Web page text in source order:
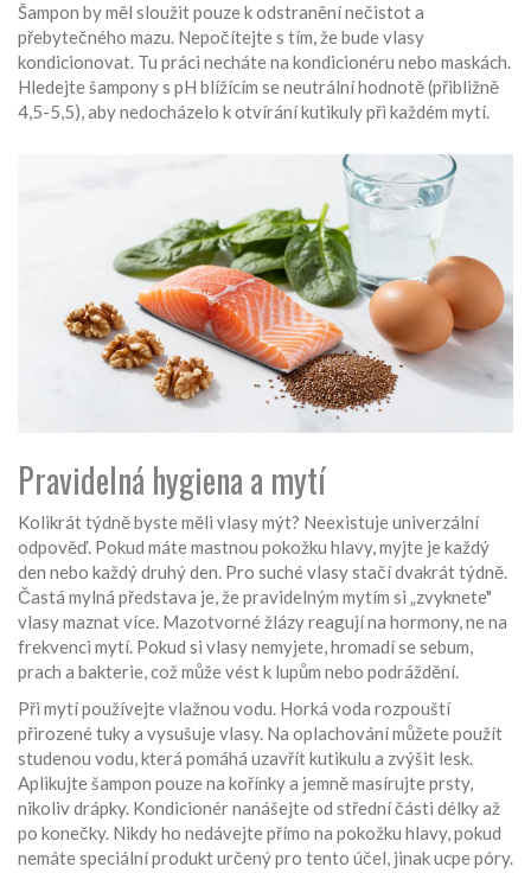
Šampon by měl sloužit pouze k odstranění nečistot a
přebytečného mazu. Nepočítejte s tím, že bude vlasy
kondicionovat. Tu práci necháte na kondicionéru nebo maskách.
Hledejte šampony s pH blížícím se neutrální hodnotě (přibližně
4,5-5,5), aby nedocházelo k otvírání kutikuly při každém mytí.
Pravidelná hygiena a mytí
Kolikrát týdně byste měli vlasy mýt? Neexistuje univerzální
odpověď. Pokud máte mastnou pokožku hlavy, myjte je každý
den nebo každý druhý den. Pro suché vlasy stačí dvakrát týdně.
Častá mylná představa je, že pravidelným mytím si „zvyknete"
vlasy maznat více. Mazotvorné žlázy reagují na hormony, ne na
frekvenci mytí. Pokud si vlasy nemyjete, hromadí se sebum,
prach a bakterie, což může vést k lupům nebo podráždění.
Při mytí používejte vlažnou vodu. Horká voda rozpouští
přirozené tuky a vysušuje vlasy. Na oplachování můžete použít
studenou vodu, která pomáhá uzavřít kutikulu a zvýšit lesk.
Aplikujte šampon pouze na kořínky a jemně masírujte prsty,
nikoliv drápky. Kondicionér nanášejte od střední části délky až
po konečky. Nikdy ho nedávejte přímo na pokožku hlavy, pokud
nemáte speciální produkt určený pro tento účel, jinak ucpe póry.